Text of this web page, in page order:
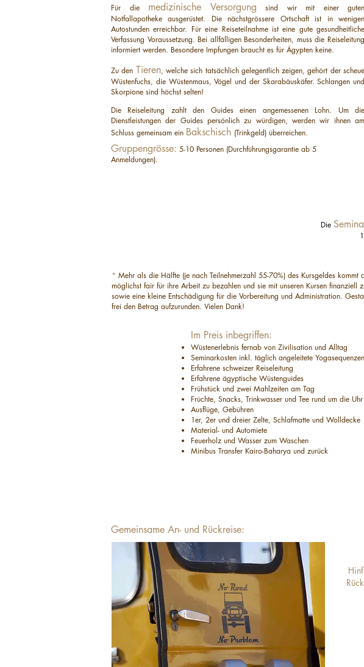
Für die medizinische Versorgung sind wir mit einer guten
Notfallapotheke ausgerüstet. Die nächstgrössere Ortschaft ist in wenigen
Autostunden erreichbar. Für eine Reiseteilnahme ist eine gute gesundheitliche
Verfassung Voraussetzung. Bei allfälligen Besonderheiten, muss die Reiseleitung
informiert werden. Besondere Impfungen braucht es für Ägypten keine.
Zu den Tieren, welche sich tatsächlich gelegentlich zeigen, gehört der scheue
Wüstenfuchs, die Wüstenmaus, Vögel und der Skarabäuskäfer. Schlangen und
Skorpione sind höchst selten!
Die Reiseleitung zahlt den Guides einen angemessenen Lohn. Um die
Dienstleistungen der Guides persönlich zu würdigen, werden wir ihnen am
Schluss gemeinsam ein Bakschisch (Trinkgeld) überreichen.
Die
Im Preis inbegriffen:
Wüstenerlebnis fernab von Zivilisation und Alltag
Seminarkosten inkl. täglich angeleitete Yogasequenzen
Erfahrene schweizer Reiseleitung
Erfahrene ägyptische Wüstenguides
Frühstück und zwei Mahlzeiten am Tag
Früchte, Snacks, Trinkwasser und Tee rund um die Uhr
Ausflüge, Gebühren
1er, 2er und dreier Zelte, Schlafmatte und Wolldecke
Material- und Automiete
Feuerholz und Wasser zum Waschen
Minibus Transfer Kairo-Baharya und zurück
Gemeinsame An- und Rückreise:
* Mehr als die Hälfte (je nach Teilnehmerzahl 55-70%) des Kursgeldes
möglichst fair für ihre Arbeit zu bezahlen und sie mit unseren Kursen finanziell
sowie eine kleine Entschädigung für die Vorbereitung und Administration.
frei den Betrag aufzurunden. Vielen Dank!
Gruppengrösse: 5-10 Personen (Durchführungsgarantie ab 5
Anmeldungen).